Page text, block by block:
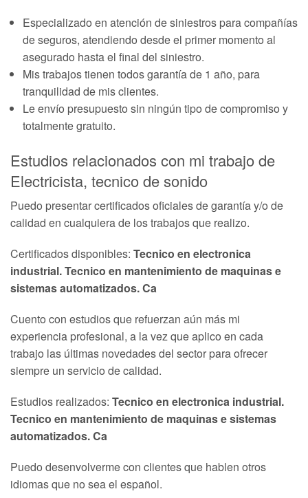
Especializado en atención de siniestros para compañías
de seguros, atendiendo desde el primer momento al
asegurado hasta el final del siniestro.
Mis trabajos tienen todos garantía de 1 año, para
tranquilidad de mis clientes.
Le envío presupuesto sin ningún tipo de compromiso y
totalmente gratuito.
Estudios relacionados con mi trabajo de
Electricista, tecnico de sonido
Puedo presentar certificados oficiales de garantía y/o de
calidad en cualquiera de los trabajos que realizo.
Certificados disponibles: Tecnico en electronica
industrial. Tecnico en mantenimiento de maquinas e
sistemas automatizados. Ca
Cuento con estudios que refuerzan aún más mi
experiencia profesional, a la vez que aplico en cada
trabajo las últimas novedades del sector para ofrecer
siempre un servicio de calidad.
Estudios realizados: Tecnico en electronica industrial.
Tecnico en mantenimiento de maquinas e sistemas
automatizados. Ca
Puedo desenvolverme con clientes que hablen otros
idiomas que no sea el español.